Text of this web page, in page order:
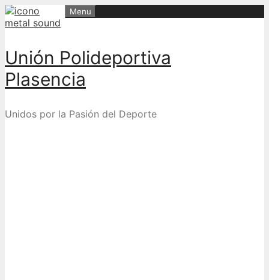
Skip
to
Unión Polideportiva
Plasencia
Unidos por la Pasión del Deporte
Menu